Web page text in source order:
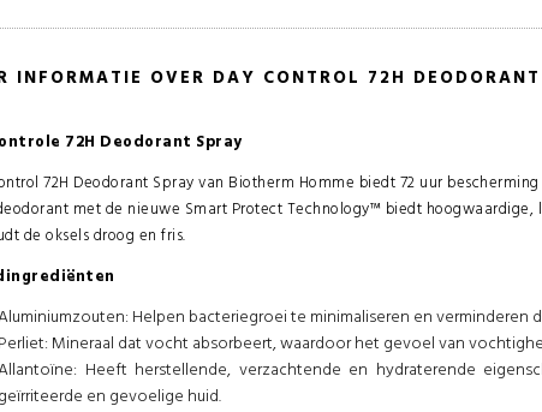
INFORMATIE OVER DAY CONTROL 72H
72H Deodorant Spray
72H Deodorant Spray van Biotherm Homme biedt 72 uur
met de nieuwe Smart Protect Technology™ biedt
de oksels droog en fris.
Helpen bacteriegroei te minimaliseren en verminderen
Perliet: Mineraal dat vocht absorbeert, waardoor het gevoel van
Heeft herstellende, verzachtende en hydraterende
geïrriteerde en gevoelige huid.